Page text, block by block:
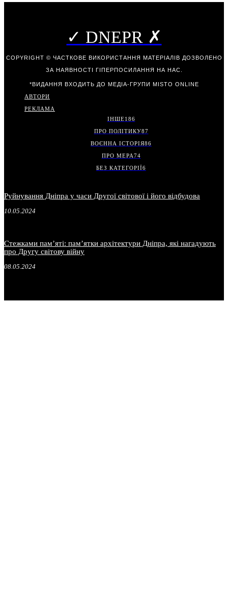
✓ DNEPR ✗
COPYRIGHT © ЧАСТКОВЕ ВИКОРИСТАННЯ МАТЕРІАЛІВ ДОЗВОЛЕНО
ЗА НАЯВНОСТІ ГІПЕРПОСИЛАННЯ НА НАС.
*ВИДАННЯ ВХОДИТЬ ДО МЕДІА-ГРУПИ MISTO ONLINE
АВТОРИ
РЕКЛАМА
ІНШЕ186
ПРО ПОЛІТИКУ87
ВОЄННА ІСТОРІЯ86
ПРО МЕРА74
БЕЗ КАТЕГОРІЇ6
Руйнування Дніпра у часи Другої світової і його відбудова
10.05.2024
Стежками пам’яті: пам’ятки архітектури Дніпра, які нагадують
про Другу світову війну
08.05.2024